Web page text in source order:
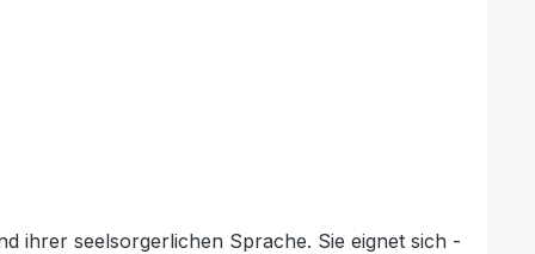
Sprache. Sie eignet sich -